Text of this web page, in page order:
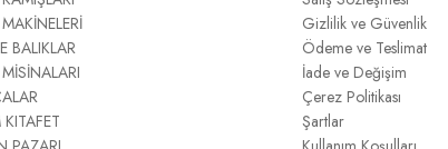
BALIKLAR
Gizlilik ve Güvenlik
Ödeme ve Teslimat
İade ve Değişim
Çerez Politikası
Şartlar